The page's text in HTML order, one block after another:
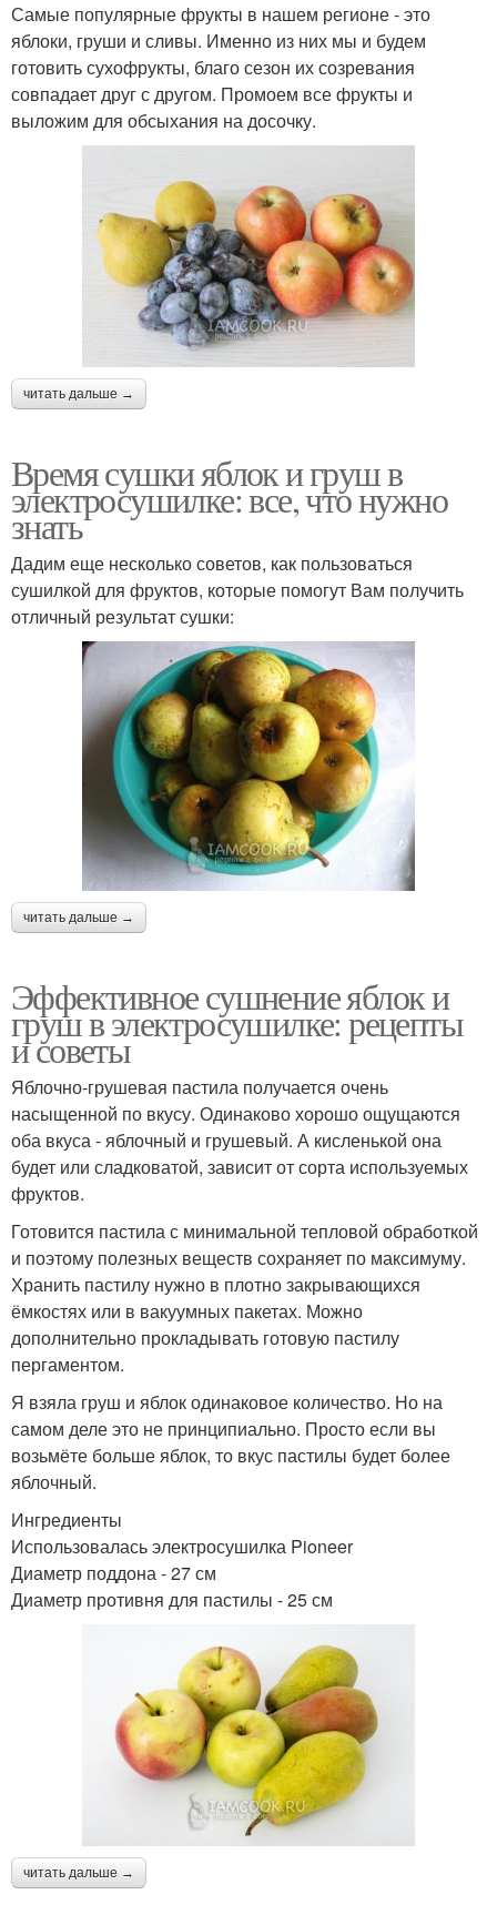
Самые популярные фрукты в нашем регионе - это
яблоки, груши и сливы. Именно из них мы и будем
готовить сухофрукты, благо сезон их созревания
совпадает друг с другом. Промоем все фрукты и
выложим для обсыхания на досочку.
читать дальше →
Время сушки яблок и груш в
электросушилке: все, что нужно
знать
Дадим еще несколько советов, как пользоваться
сушилкой для фруктов, которые помогут Вам получить
отличный результат сушки:
читать дальше →
Эффективное сушнение яблок и
груш в электросушилке: рецепты
и советы
Яблочно-грушевая пастила получается очень
насыщенной по вкусу. Одинаково хорошо ощущаются
оба вкуса - яблочный и грушевый. А кисленькой она
будет или сладковатой, зависит от сорта используемых
фруктов.
Готовится пастила с минимальной тепловой обработкой
и поэтому полезных веществ сохраняет по максимуму.
Хранить пастилу нужно в плотно закрывающихся
ёмкостях или в вакуумных пакетах. Можно
дополнительно прокладывать готовую пастилу
пергаментом.
Я взяла груш и яблок одинаковое количество. Но на
самом деле это не принципиально. Просто если вы
возьмёте больше яблок, то вкус пастилы будет более
яблочный.
Ингредиенты
Использовалась электросушилка Pioneer
Диаметр поддона - 27 см
Диаметр противня для пастилы - 25 см
читать дальше →